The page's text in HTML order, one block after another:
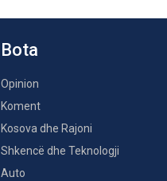
Bota
Opinion
Koment
Kosova dhe Rajoni
Shkencë dhe Teknologji
Auto